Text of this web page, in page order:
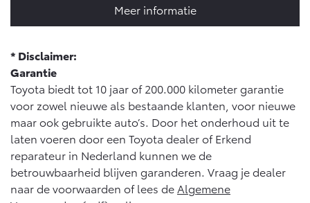
Meer informatie
* Disclaimer:
Garantie
Toyota biedt tot 10 jaar of 200.000 kilometer garantie
voor zowel nieuwe als bestaande klanten, voor nieuwe
maar ook gebruikte auto’s. Door het onderhoud uit te
laten voeren door een Toyota dealer of Erkend
reparateur in Nederland kunnen we de
betrouwbaarheid blijven garanderen. Vraag je dealer
naar de voorwaarden of lees de Algemene